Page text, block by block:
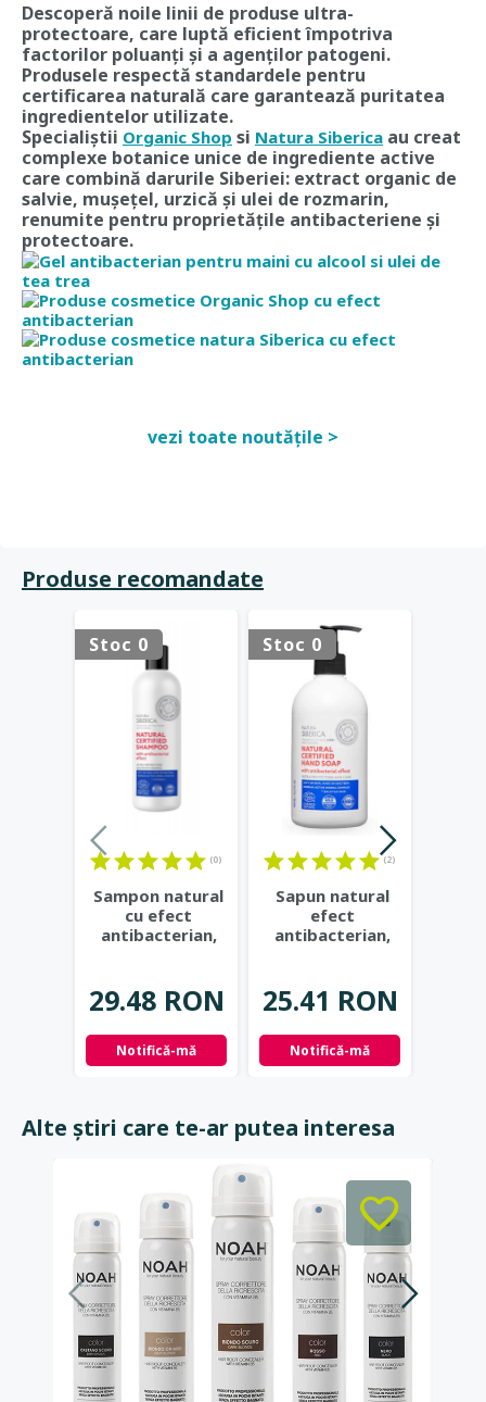
Descoperă noile linii de produse ultra-
protectoare, care luptă eficient împotriva
factorilor poluanți și a agenților patogeni.
Produsele respectă standardele pentru
certificarea naturală care garantează puritatea
ingredientelor utilizate.
Specialiștii Organic Shop si Natura Siberica au creat
complexe botanice unice de ingrediente active
care combină darurile Siberiei: extract organic de
salvie, mușețel, urzică și ulei de rozmarin,
renumite pentru proprietățile antibacteriene și
protectoare.
vezi toate noutățile >
Produse recomandate
Stoc 0
(0)
Sampon natural
cu efect
antibacterian,
29.48 RON
Notifică-mă
Stoc 0
(2)
Sapun natural
efect
antibacterian,
25.41 RON
Notifică-mă
Alte știri care te-ar putea interesa